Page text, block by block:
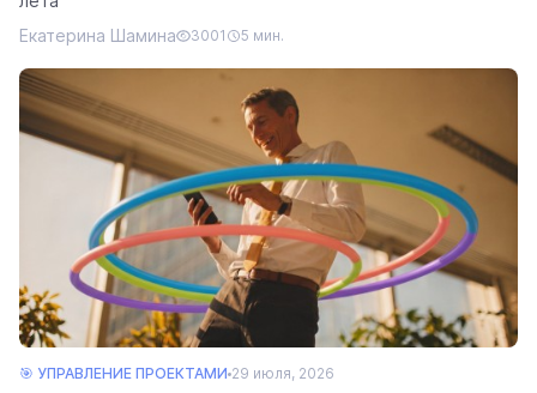
Екатерина Шамина
3001 5 мин.
🎯 УПРАВЛЕНИЕ ПРОЕКТАМИ 29 июля, 2026